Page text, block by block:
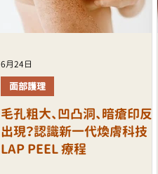
毛孔粗大、凹凸洞、暗瘡印反覆
出現？認識新一代煥膚科技
LAP PEEL 療程
面部護理
6月24日